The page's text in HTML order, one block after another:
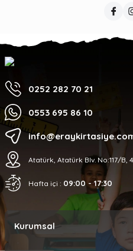
0252 282 70 21
0553 695 86 10
Atatürk, Atatürk Blv. No:117/
Hafta içi : 09:00 - 17:30
Kurumsal